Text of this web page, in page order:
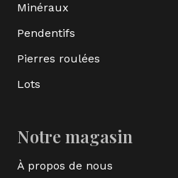
Minéraux
Pendentifs
Pierres roulées
Lots
Notre magasin
À propos de nous